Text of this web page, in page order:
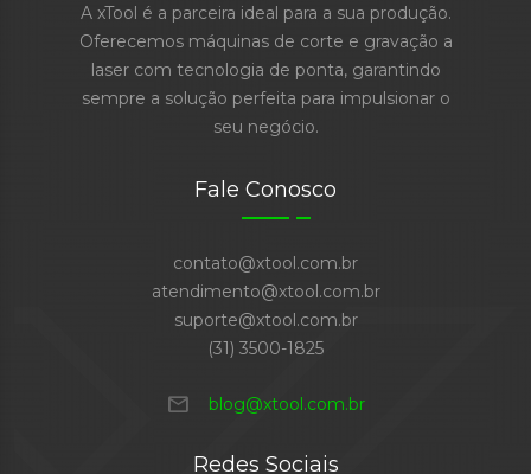
A xTool é a parceira ideal para a sua produção.
Oferecemos máquinas de corte e gravação a
laser com tecnologia de ponta, garantindo
sempre a solução perfeita para impulsionar o
seu negócio.
Fale Conosco
contato@xtool.com.br
atendimento@xtool.com.br
suporte@xtool.com.br
(31) 3500-1825
mail blog@xtool.com.br
Redes Sociais